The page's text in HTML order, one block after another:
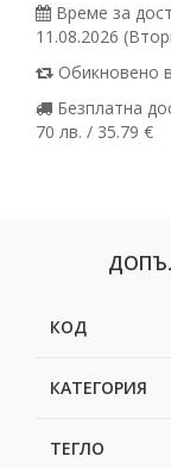
Време за
11.08.2026
Обикновено
Безплатна
70 лв. / 35.79 €
КОД
КАТЕГОРИЯ
ТЕГЛО